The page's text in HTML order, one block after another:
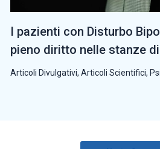
I pazienti con Disturbo
pieno diritto nelle stanze
Articoli Divulgativi, Articoli Scientifici,